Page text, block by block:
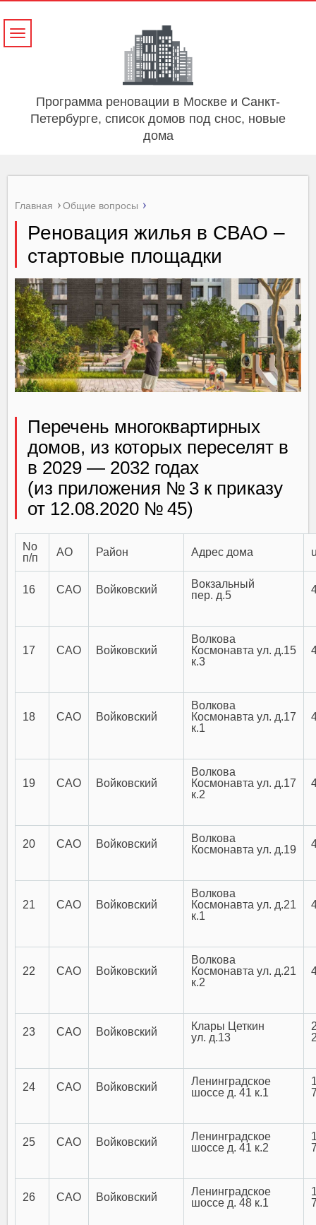
Программа реновации в Москве и Санкт-
Петербурге, список домов под снос, новые
дома
Навигация
Главная Общие вопросы
Реновация жилья в СВАО –
стартовые площадки
Перечень многоквартирных
домов, из которых переселят в
в 2029 — 2032 годах
(из приложения № 3 к приказу
от 12.08.2020 № 45)
No
п/п
АО Район Адрес дома
16 САО Войковский
Вокзальный
пер. д.5
17 САО Войковский
Волкова
Космонавта ул. д.15
к.3
18 САО Войковский
Волкова
Космонавта ул. д.17
к.1
19 САО Войковский
Волкова
Космонавта ул. д.17
к.2
20 САО Войковский
Волкова
Космонавта ул. д.19
21 САО Войковский
Волкова
Космонавта ул. д.21
к.1
22 САО Войковский
Волкова
Космонавта ул. д.21
к.2
23 САО Войковский
Клары Цеткин
ул. д.13
24 САО Войковский
Ленинградское
шоссе д. 41 к.1
25 САО Войковский
Ленинградское
шоссе д. 41 к.2
26 САО Войковский
Ленинградское
шоссе д. 48 к.1